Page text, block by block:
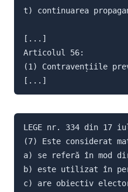
t) continuarea
[...]
Articolul 56:
(1) Contravențiile
[...]
LEGE nr. 334 din 17
(7) Este considerat
a) se referă în mod
b) este utilizat în
c) are obiectiv